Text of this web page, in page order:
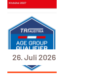
26. Juli 2026